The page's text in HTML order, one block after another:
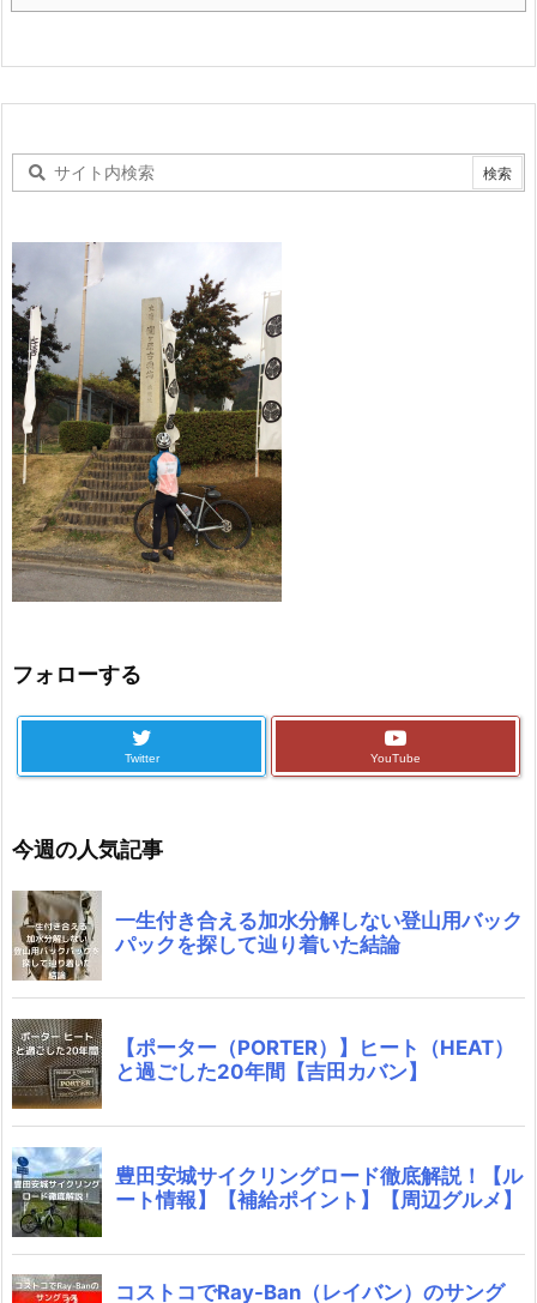
フォローする
Twitter YouTube
今週の人気記事